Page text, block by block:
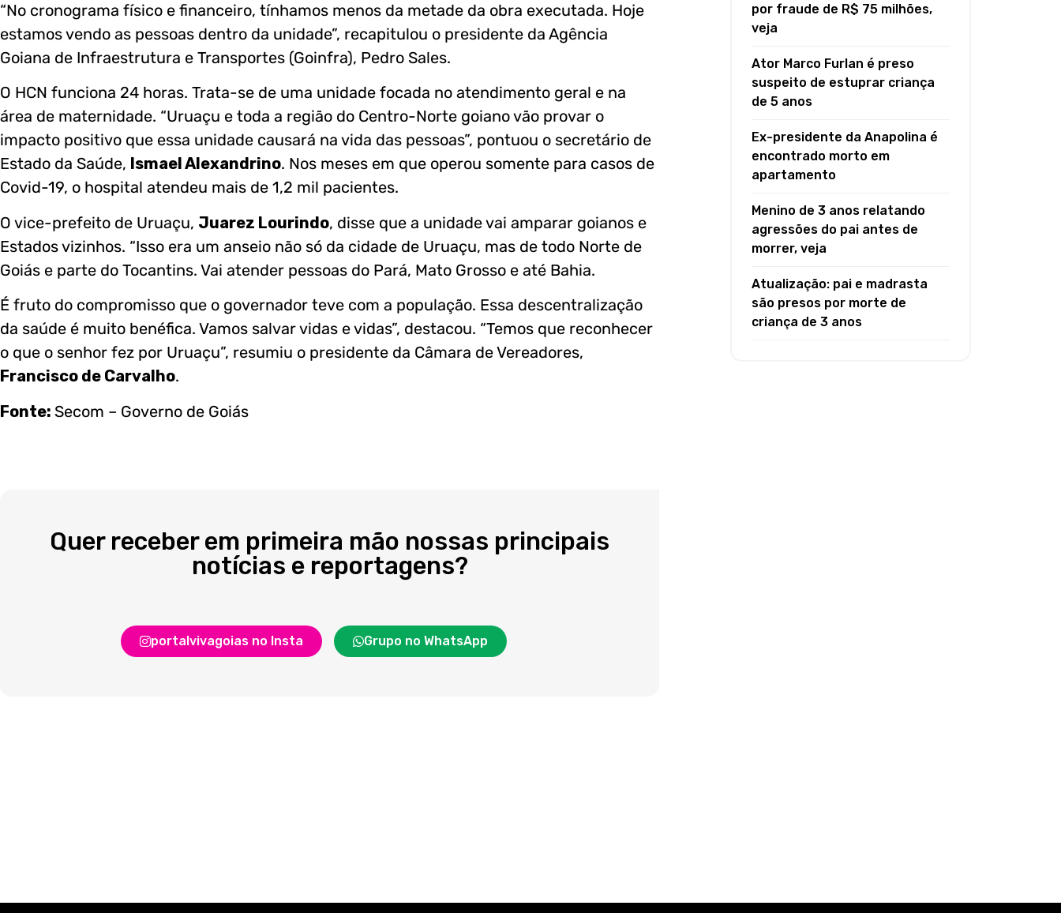
“No cronograma físico e financeiro, tínhamos menos da metade da obra executada. Hoje
estamos vendo as pessoas dentro da unidade”, recapitulou o presidente da Agência
Goiana de Infraestrutura e Transportes (Goinfra), Pedro Sales.
O HCN funciona 24 horas. Trata-se de uma unidade focada no atendimento geral e na
área de maternidade. “Uruaçu e toda a região do Centro-Norte goiano vão provar o
impacto positivo que essa unidade causará na vida das pessoas”, pontuou o secretário de
Estado da Saúde, Ismael Alexandrino. Nos meses em que operou somente para casos de
Covid-19, o hospital atendeu mais de 1,2 mil pacientes.
O vice-prefeito de Uruaçu, Juarez Lourindo, disse que a unidade vai amparar goianos e
Estados vizinhos. “Isso era um anseio não só da cidade de Uruaçu, mas de todo Norte de
Goiás e parte do Tocantins. Vai atender pessoas do Pará, Mato Grosso e até Bahia.
É fruto do compromisso que o governador teve com a população. Essa descentralização
da saúde é muito benéfica. Vamos salvar vidas e vidas”, destacou. “Temos que reconhecer
o que o senhor fez por Uruaçu”, resumiu o presidente da Câmara de Vereadores,
Francisco de Carvalho.
Fonte: Secom – Governo de Goiás
Quer receber em primeira mão nossas principais
notícias e reportagens?
portalvivagoias no Insta Grupo no WhatsApp
por fraude de R$ 75 milhões,
veja
Ator Marco Furlan é preso
suspeito de estuprar criança
de 5 anos
Ex-presidente da Anapolina é
encontrado morto em
apartamento
Menino de 3 anos relatando
agressões do pai antes de
morrer, veja
Atualização: pai e madrasta
são presos por morte de
criança de 3 anos